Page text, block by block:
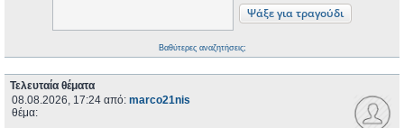
Βαθύτερες αναζητήσεις;
Τελευταία θέματα
08.08.2026, 17:24 από: marco21nis
θέμα: